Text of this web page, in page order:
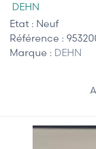
DEHN
Etat : Neuf
Référence :
Marque : DEHN